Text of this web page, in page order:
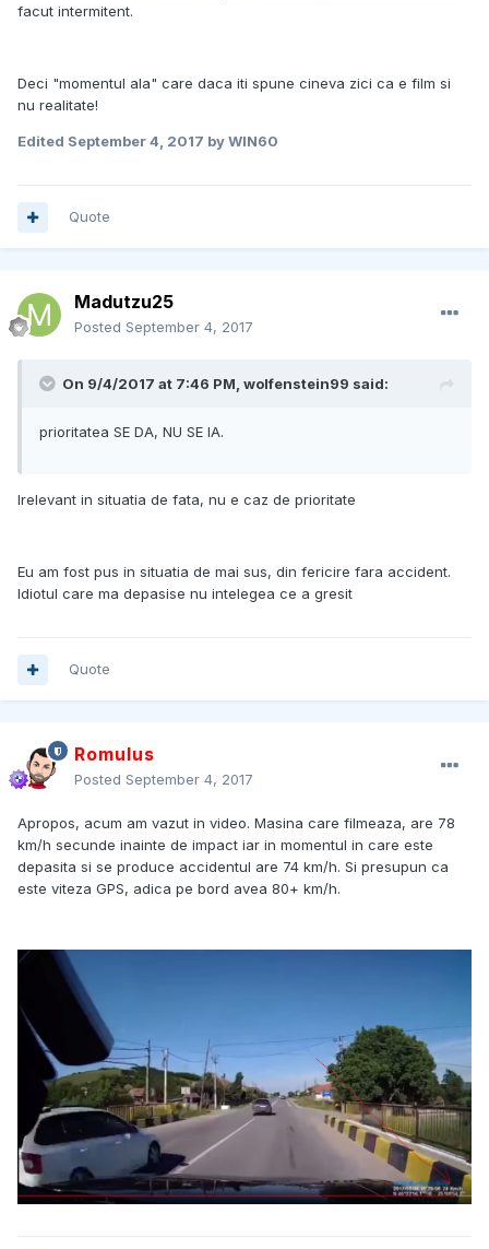
facut intermitent.
Deci "momentul ala" care daca iti spune cineva zici ca e film si
nu realitate!
Edited September 4, 2017 by WIN60
Quote
Madutzu25
Posted September 4, 2017
On 9/4/2017 at 7:46 PM, wolfenstein99 said:
prioritatea SE DA, NU SE IA.
Irelevant in situatia de fata, nu e caz de prioritate
Eu am fost pus in situatia de mai sus, din fericire fara accident.
Idiotul care ma depasise nu intelegea ce a gresit
Quote
Romulus
Posted September 4, 2017
Apropos, acum am vazut in video. Masina care filmeaza, are 78
km/h secunde inainte de impact iar in momentul in care este
depasita si se produce accidentul are 74 km/h. Si presupun ca
este viteza GPS, adica pe bord avea 80+ km/h.